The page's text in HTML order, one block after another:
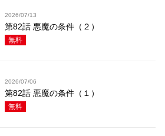
2026/07/13
第82話 悪魔の条件（２）
無料
2026/07/06
第82話 悪魔の条件（１）
無料